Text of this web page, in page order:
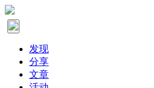
发现
分享
文章